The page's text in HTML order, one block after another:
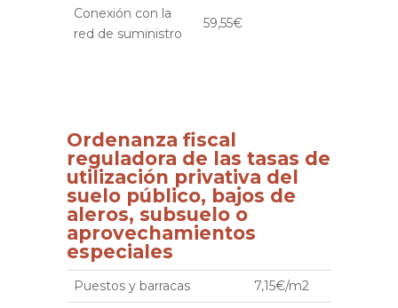
Conexión con la
red de suministro
59,55€
Ordenanza fiscal
reguladora de las tasas de
utilización privativa del
suelo público, bajos de
aleros, subsuelo o
aprovechamientos
especiales
Puestos y barracas
7,15€/m2